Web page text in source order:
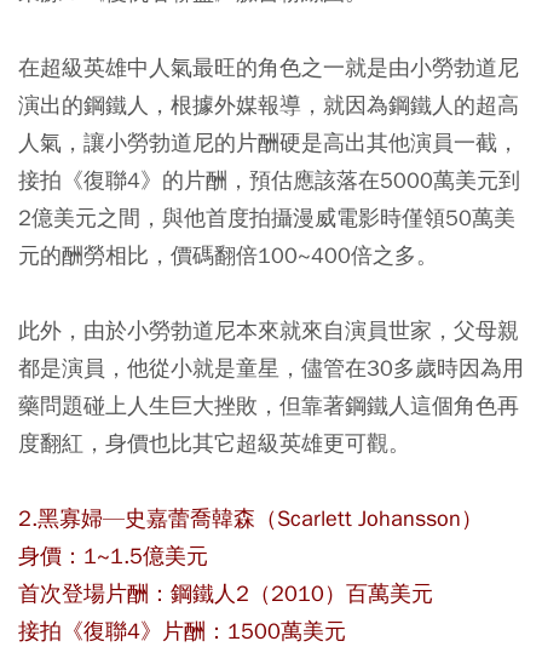
在超級英雄中人氣最旺的角色之一就是由小勞勃道尼
演出的鋼鐵人，根據外媒報導，就因為鋼鐵人的超高
人氣，讓小勞勃道尼的片酬硬是高出其他演員一截，
接拍《復聯4》的片酬，預估應該落在5000萬美元到
2億美元之間，與他首度拍攝漫威電影時僅領50萬美
元的酬勞相比，價碼翻倍100~400倍之多。
此外，由於小勞勃道尼本來就來自演員世家，父母親
都是演員，他從小就是童星，儘管在30多歲時因為用
藥問題碰上人生巨大挫敗，但靠著鋼鐵人這個角色再
度翻紅，身價也比其它超級英雄更可觀。
2.黑寡婦—史嘉蕾喬韓森（Scarlett Johansson）
身價：1~1.5億美元
首次登場片酬：鋼鐵人2（2010）百萬美元
接拍《復聯4》片酬：1500萬美元